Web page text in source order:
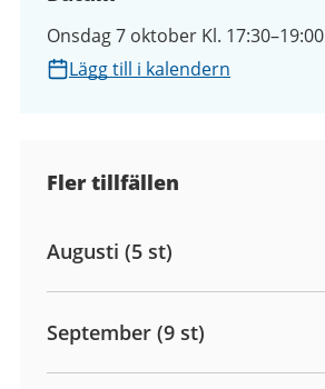
Onsdag 7 oktober Kl. 17:30–19:00
Lägg till i kalendern
Fler tillfällen
Augusti (5 st)
September (9 st)